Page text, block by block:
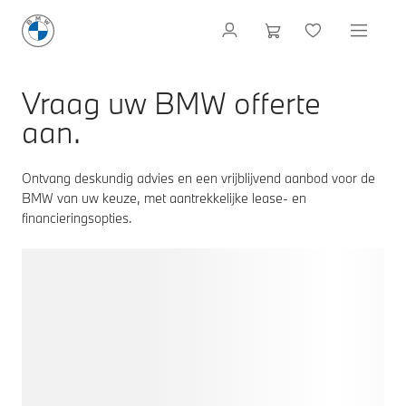
Vraag uw BMW offerte
aan.
Ontvang deskundig advies en een vrijblijvend aanbod voor de
BMW van uw keuze, met aantrekkelijke lease- en
financieringsopties.